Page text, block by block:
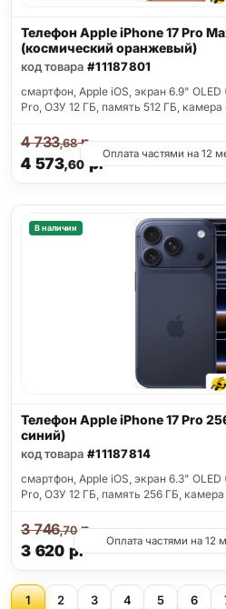
Телефон Apple iPhone 17 Pro
(космический оранжевый)
код товара #11187801
смартфон, Apple iOS, экран 6.9" OLED
Pro, ОЗУ 12 ГБ, память 512 ГБ,
4 573,60 р.
4 733,68р.
Оплата частями на 12
В наличии
Телефон Apple iPhone 17 Pro
синий)
код товара #11187814
смартфон, Apple iOS, экран 6.3" OLED
Pro, ОЗУ 12 ГБ, память 256 ГБ,
3 620 р.
3 746,70р.
Оплата частями на 12
1 2 3 4 5 6